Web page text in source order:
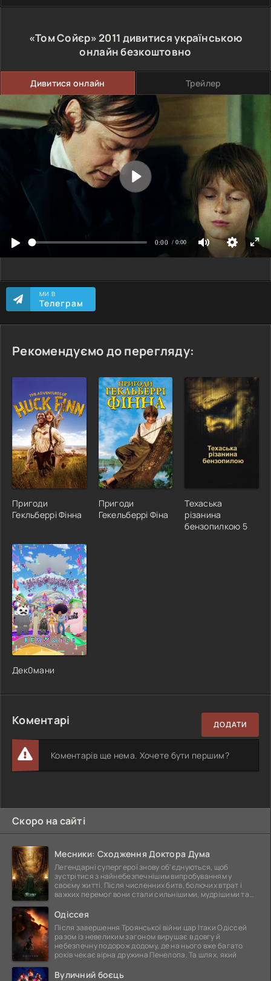
«Том Сойєр»2011 дивитися українською
онлайн безкоштовно
Дивитися онлайн Трейлер
МИ В
Телеграм
Рекомендуємо до перегляду:
Пригоди
Гекльберрі Фінна
Пригоди
Гекельберрі Фіна
Техаська
різанина
бензопилкою 5
Дек0мани
Коментарі ДОДАТИ
Коментарів ще нема. Хочете бути першим?
Скоро на сайті
Месники: Сходження Доктора Дума
Легендарні супергерої знову об'єднуються, щоб
зустрітися з найнебезпечнішим випробуванням у
своєму житті. Після численних битв, болючих втрат і
важких перемог вони стали сильнішими, мудрішими та
Одіссея
Після завершення Троянської війни цар Ітаки Одіссей
разом із невеликим загоном вирушає в довгу й
небезпечну подорож додому, де на нього вже багато
років чекає вірна дружина Пенелопа. Та шлях, який
Вуличний боєць